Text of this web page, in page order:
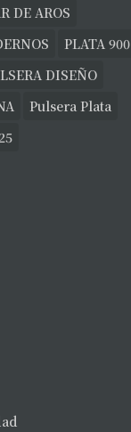
DE AROS
PLATA 900
DISEÑO
Pulsera Plata